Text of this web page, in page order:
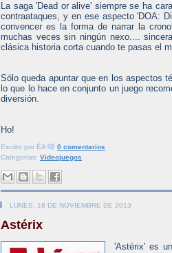
La saga 'Dead or alive' siempre se ha
contraataques, y en ese aspecto 'DOA:
convencer es la forma de narrar la
muchas veces sin ningún nexo....
clásica historia corta cuando te pasas el
Sólo queda apuntar que en los aspectos
lo que lo hace en conjunto un juego
diversión.
Ho!
Escrito por ÉA
0 comentarios
Categorías: Videojuegos
LUNES, 18 DE NOVIEMBRE DE 2013
Astérix
'Astérix' es